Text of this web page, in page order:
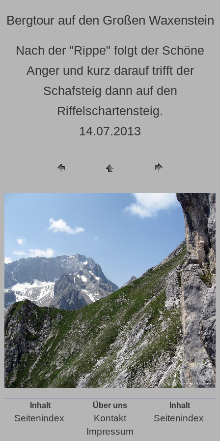
Bergtour auf den Großen Waxenstein
Nach der "Rippe" folgt der Schöne
Anger und kurz darauf trifft der
Schafsteig dann auf den
Riffelschartensteig.
14.07.2013
Inhalt
Seitenindex
Über uns
Kontakt
Impressum
Inhalt
Seitenindex